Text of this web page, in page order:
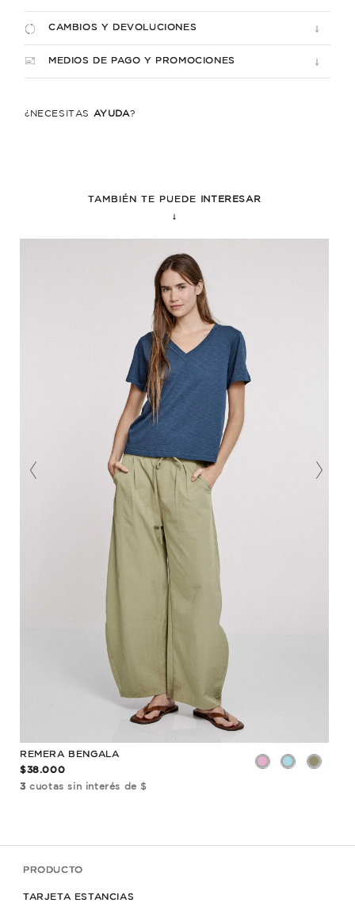
CAMBIOS Y DEVOLUCIONES
MEDIOS DE PAGO Y PROMOCIONES
¿NECESITÁS AYUDA?
TAMBIÉN TE PUEDE
INTERESAR
↓
REMERA BENGALA
$38.000
3 cuotas sin interés de $
PRODUCTO
TARJETA ESTANCIAS